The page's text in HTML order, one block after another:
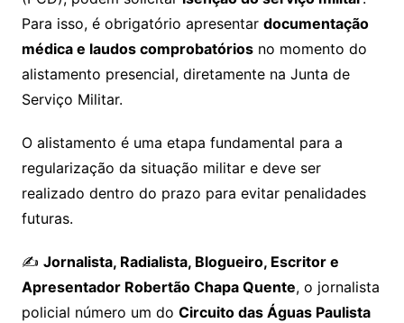
Para isso, é obrigatório apresentar documentação
médica e laudos comprobatóriosno momento do
alistamento presencial, diretamente na Junta de
Serviço Militar.
O alistamento é uma etapa fundamental para a
regularização da situação militar e deve ser
realizado dentro do prazo para evitar penalidades
futuras.
✍️ Jornalista, Radialista, Blogueiro, Escritor e
Apresentador Robertão Chapa Quente, o jornalista
policial número um do Circuito das Águas Paulista